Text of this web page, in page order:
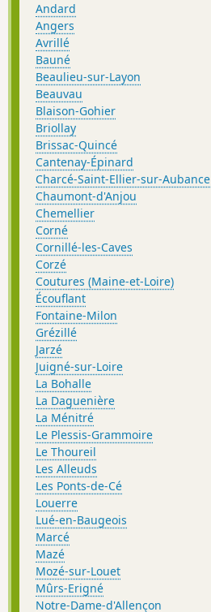
Andard
Angers
Avrillé
Bauné
Beaulieu-sur-Layon
Beauvau
Blaison-Gohier
Briollay
Brissac-Quincé
Cantenay-Épinard
Charcé-Saint-Ellier-sur-Aubance
Chaumont-d'Anjou
Chemellier
Corné
Cornillé-les-Caves
Corzé
Coutures (Maine-et-Loire)
Écouflant
Fontaine-Milon
Grézillé
Jarzé
Juigné-sur-Loire
La Bohalle
La Daguenière
La Ménitré
Le Plessis-Grammoire
Le Thoureil
Les Alleuds
Les Ponts-de-Cé
Louerre
Lué-en-Baugeois
Marcé
Mazé
Mozé-sur-Louet
Mûrs-Erigné
Notre-Dame-d'Allençon